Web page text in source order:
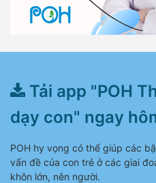
Tải app "POH
dạy con" ngay
POH hy vọng có thể giúp các
vấn đề của con trẻ ở các giai
khôn lớn, nên người.